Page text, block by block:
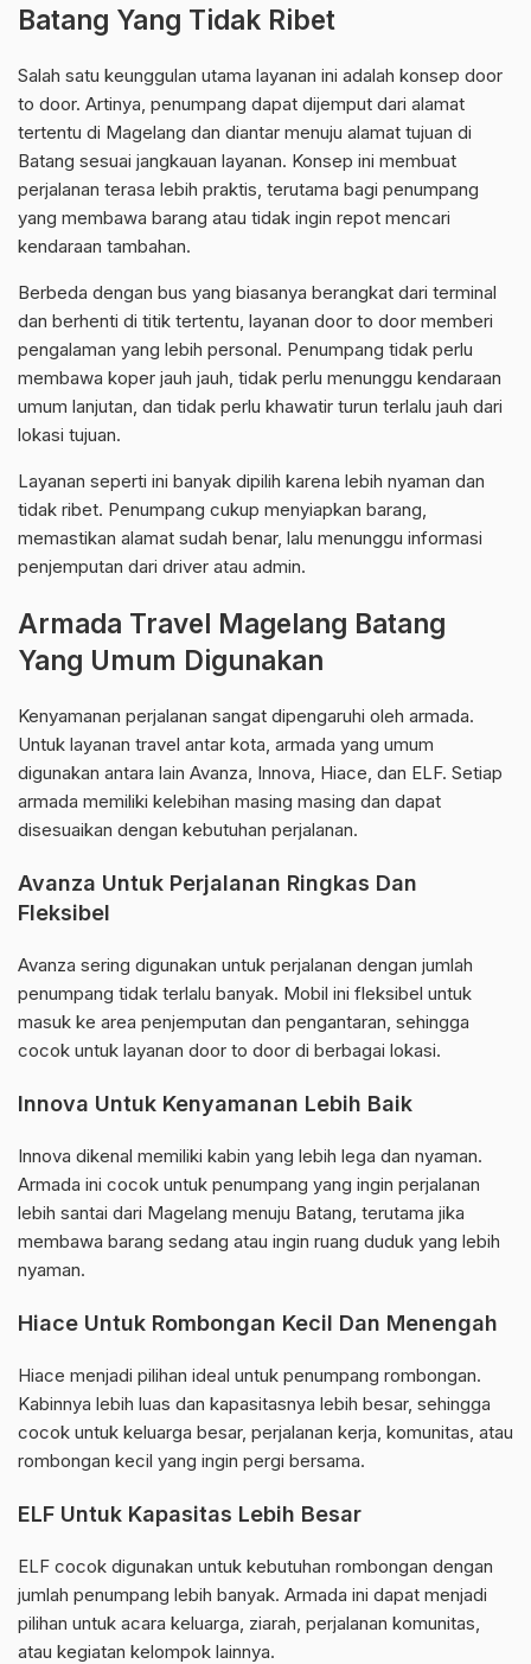
Batang Yang Tidak Ribet
Salah satu keunggulan utama layanan ini adalah konsep door
to door. Artinya, penumpang dapat dijemput dari alamat
tertentu di Magelang dan diantar menuju alamat tujuan di
Batang sesuai jangkauan layanan. Konsep ini membuat
perjalanan terasa lebih praktis, terutama bagi penumpang
yang membawa barang atau tidak ingin repot mencari
kendaraan tambahan.
Berbeda dengan bus yang biasanya berangkat dari terminal
dan berhenti di titik tertentu, layanan door to door memberi
pengalaman yang lebih personal. Penumpang tidak perlu
membawa koper jauh jauh, tidak perlu menunggu kendaraan
umum lanjutan, dan tidak perlu khawatir turun terlalu jauh dari
lokasi tujuan.
Layanan seperti ini banyak dipilih karena lebih nyaman dan
tidak ribet. Penumpang cukup menyiapkan barang,
memastikan alamat sudah benar, lalu menunggu informasi
penjemputan dari driver atau admin.
Armada Travel Magelang Batang
Yang Umum Digunakan
Kenyamanan perjalanan sangat dipengaruhi oleh armada.
Untuk layanan travel antar kota, armada yang umum
digunakan antara lain Avanza, Innova, Hiace, dan ELF. Setiap
armada memiliki kelebihan masing masing dan dapat
disesuaikan dengan kebutuhan perjalanan.
Avanza Untuk Perjalanan Ringkas Dan
Fleksibel
Avanza sering digunakan untuk perjalanan dengan jumlah
penumpang tidak terlalu banyak. Mobil ini fleksibel untuk
masuk ke area penjemputan dan pengantaran, sehingga
cocok untuk layanan door to door di berbagai lokasi.
Innova Untuk Kenyamanan Lebih Baik
Innova dikenal memiliki kabin yang lebih lega dan nyaman.
Armada ini cocok untuk penumpang yang ingin perjalanan
lebih santai dari Magelang menuju Batang, terutama jika
membawa barang sedang atau ingin ruang duduk yang lebih
nyaman.
Hiace Untuk Rombongan Kecil Dan Menengah
Hiace menjadi pilihan ideal untuk penumpang rombongan.
Kabinnya lebih luas dan kapasitasnya lebih besar, sehingga
cocok untuk keluarga besar, perjalanan kerja, komunitas, atau
rombongan kecil yang ingin pergi bersama.
ELF Untuk Kapasitas Lebih Besar
ELF cocok digunakan untuk kebutuhan rombongan dengan
jumlah penumpang lebih banyak. Armada ini dapat menjadi
pilihan untuk acara keluarga, ziarah, perjalanan komunitas,
atau kegiatan kelompok lainnya.